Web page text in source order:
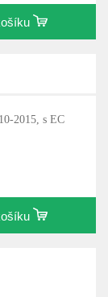
2015, s EC